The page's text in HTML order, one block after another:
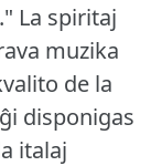
La spiritaj
muzika
de la
disponigas
italaj